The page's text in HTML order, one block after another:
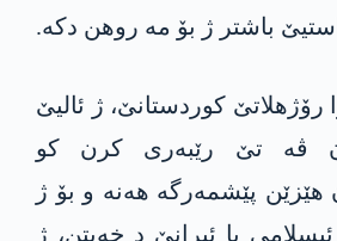
باشتر ژ بۆ مە روهن دکە.
رۆژهلاتێ کوردستانێ، ژ ئالیێ
ڤە تێ رێبەری کرن کو
پێشمەرگە هەنە و بۆ ژ
یا ئیرانێ د خەبتن، ژ